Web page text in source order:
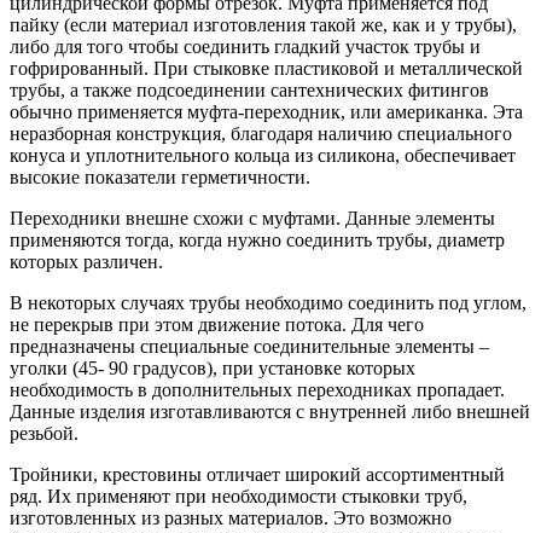
пайку (если материал изготовления такой же, как и у трубы),
либо для того чтобы соединить гладкий участок трубы и
гофрированный. При стыковке пластиковой и металлической
трубы, а также подсоединении сантехнических фитингов
обычно применяется муфта-переходник, или американка. Эта
неразборная конструкция, благодаря наличию специального
конуса и уплотнительного кольца из силикона, обеспечивает
высокие показатели герметичности.
Переходники внешне схожи с муфтами. Данные элементы
применяются тогда, когда нужно соединить трубы, диаметр
которых различен.
В некоторых случаях трубы необходимо соединить под углом,
не перекрыв при этом движение потока. Для чего
предназначены специальные соединительные элементы –
уголки (45- 90 градусов), при установке которых
необходимость в дополнительных переходниках пропадает.
Данные изделия изготавливаются с внутренней либо внешней
резьбой.
Тройники, крестовины отличает широкий ассортиментный
ряд. Их применяют при необходимости стыковки труб,
изготовленных из разных материалов. Это возможно